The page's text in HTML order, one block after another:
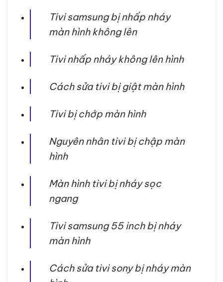
Tivi samsung bị nhấp nháy
màn hình không lên
Tivi nhấp nháy không lên hình
Cách sửa tivi bị giật màn hình
Tivi bị chớp màn hình
Nguyên nhân tivi bị chập màn
hình
Màn hình tivi bị nháy sọc
ngang
Tivi samsung 55 inch bị nháy
màn hình
Cách sửa tivi sony bị nháy màn